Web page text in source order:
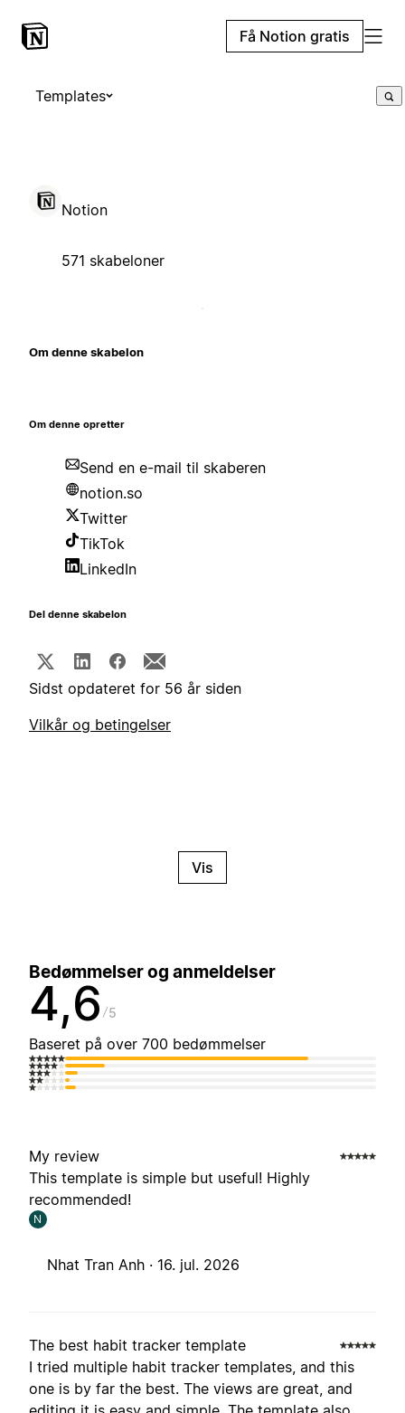
Få Notion gratis
Templates
Notion
571 skabeloner
Om denne skabelon
Om denne opretter
Send en e-mail til skaberen
notion.so
Twitter
TikTok
LinkedIn
Del denne skabelon
Sidst opdateret for 56 år siden
Vilkår og betingelser
Vis
Bedømmelser og anmeldelser
4,6 5
Baseret på over 700 bedømmelser
My review
This template is simple but useful! Highly
recommended!
N
Nhat Tran Anh · 16. jul. 2026
The best habit tracker template
I tried multiple habit tracker templates, and this
one is by far the best. The views are great, and